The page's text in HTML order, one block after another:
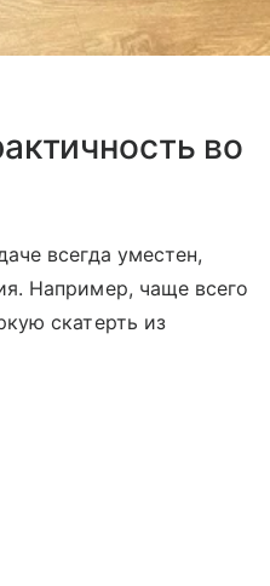
во
всегда уместен,
Например, чаще всего
скатерть из